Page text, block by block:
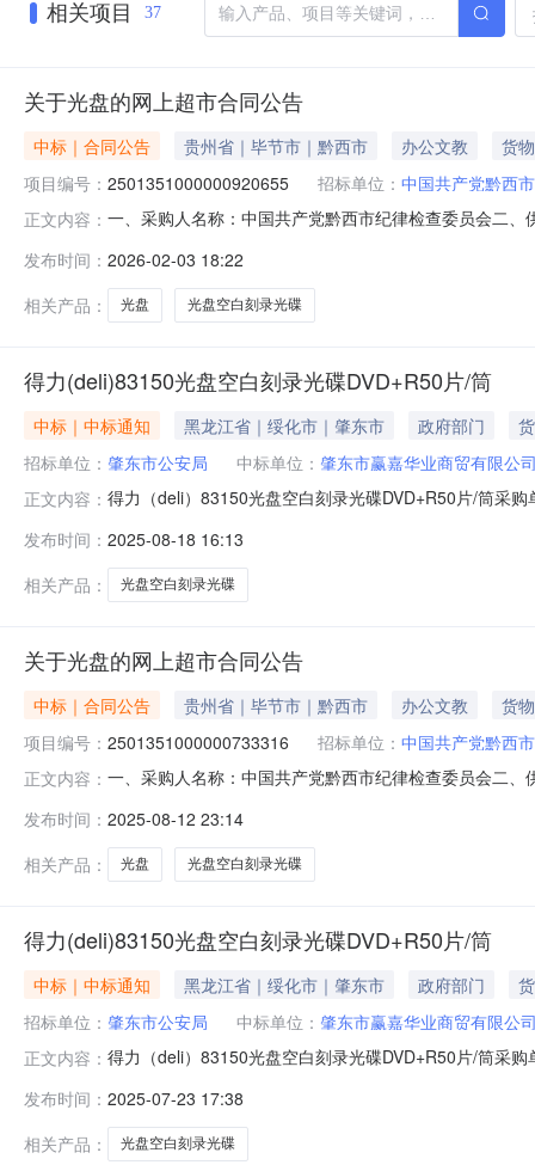
相关项目 37
关于光盘的网上超市合同公告
中标｜合同公告 贵州省｜毕节市｜黔西市 办公文教
货物
项目编号： 2501351000000920655 招标单位： 中国共产党黔西
正文内容： 一、采购人名称：中国共产党黔西市纪律检查委员会二
光碟DVD-R50片/筒得力/deli3724,张30.008024002得力
发布时间： 2026-02-03 18:22
相关产品：
光盘 光盘空白刻录光碟
得力(deli)83150光盘空白刻录光碟DVD+R50片/筒
中标｜中标通知 黑龙江省｜绥化市｜肇东市 政府部门
招标单位： 肇东市公安局 中标单位： 肇东市赢嘉华业商贸有限公
正文内容： 得力（deli）83150光盘空白刻录光碟DVD+R50片/筒采
发布时间： 2025-08-18 16:13
相关产品：
光盘空白刻录光碟
关于光盘的网上超市合同公告
中标｜合同公告 贵州省｜毕节市｜黔西市 办公文教
货物
项目编号： 2501351000000733316 招标单位： 中国共产党黔西
正文内容： 一、采购人名称：中国共产党黔西市纪律检查委员会二
光碟DVD-R50片/筒得力/deli3724,张1000.001.616002
发布时间： 2025-08-12 23:14
相关产品：
光盘 光盘空白刻录光碟
得力(deli)83150光盘空白刻录光碟DVD+R50片/筒
中标｜中标通知 黑龙江省｜绥化市｜肇东市 政府部门
招标单位： 肇东市公安局 中标单位： 肇东市赢嘉华业商贸有限公
正文内容： 得力（deli）83150光盘空白刻录光碟DVD+R50片/筒采
发布时间： 2025-07-23 17:38
相关产品：
光盘空白刻录光碟